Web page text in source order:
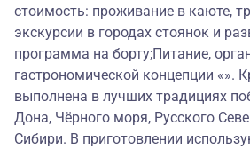
стоимость: проживание в каюте,
экскурсии в городах стоянок и
программа на борту;Питание,
гастрономической концепции «».
выполнена в лучших традициях
Дона, Чёрного моря, Русского
Сибири. В приготовлении